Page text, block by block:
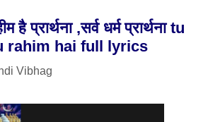
है प्रार्थना ,सर्व धर्म प्रार्थना tu
rahim hai full lyrics
Vibhag